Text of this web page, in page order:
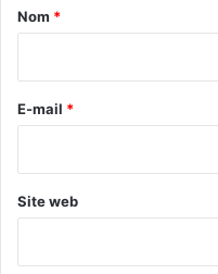
a
e
Nom *
E-mail *
Site web